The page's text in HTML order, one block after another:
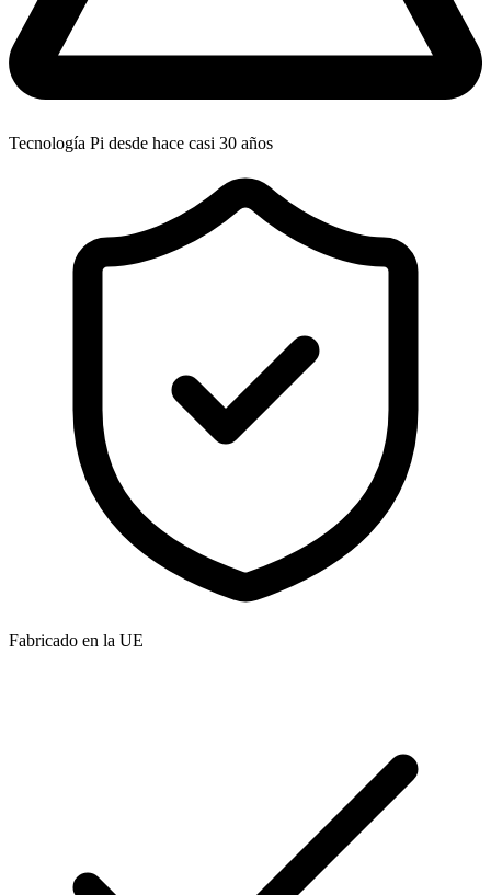
Tecnología Pi desde hace casi 30 años
Fabricado en la UE